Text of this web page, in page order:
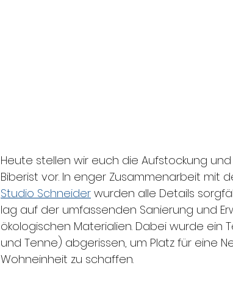
Heute stellen wir euch die Aufstockung
Biberist vor. In enger Zusammenarbeit mit
Studio Schneider wurden alle Details
lag auf der umfassenden Sanierung und
ökologischen Materialien. Dabei wurde ein
und Tenne) abgerissen, um Platz für eine
Wohneinheit zu schaffen.